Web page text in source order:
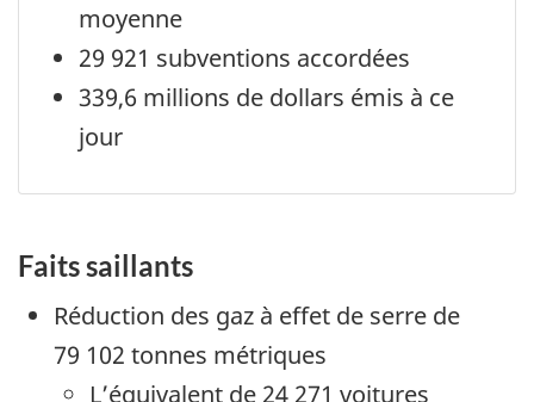
moyenne
29 921 subventions accordées
339,6 millions de dollars émis à ce
jour
Faits saillants
Réduction des gaz à effet de serre de
79 102 tonnes métriques
L’équivalent de 24 271 voitures